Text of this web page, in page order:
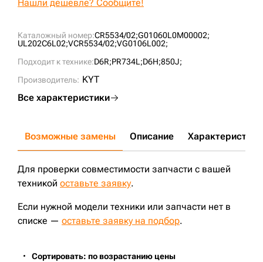
Каталожный номер:CR5534/02;G01060L0M00002;
UL202C6L02;VCR5534/02;VG0106L002;
Подходит к технике:D6R;PR734L;D6H;850J;
Производитель: KYT
Все характеристики
Нашли дешевле? Сообщите!
Возможные замены Описание Характеристики
Для проверки совместимости запчасти с вашей
техникой оставьте заявку.
Если нужной модели техники или запчасти нет в
списке — оставьте заявку на подбор.
Сортировать: по возрастанию цены